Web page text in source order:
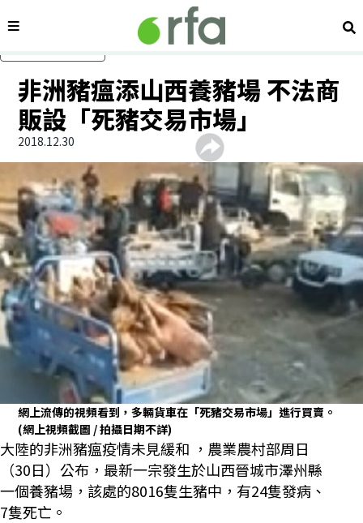
內容分類 搜
非洲豬瘟添山西養豬場 不法商
販設「死豬交易市場」
2018.12.30
網上流傳的視頻看到，多輛貨車在「死豬交易市場」進行買賣。
(網上視頻截圖 / 拍攝日期不詳)
大陸的非洲豬瘟疫情未見緩和 ，農業農村部周日
（30日）公布，最新一宗發生於山西晉城市澤州縣
一個養豬場，該處的8016隻生豬中，有24隻發病、
7隻死亡。